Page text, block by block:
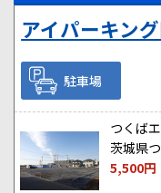
アイパーキン
駐車場
つくば
茨城県
5,500円